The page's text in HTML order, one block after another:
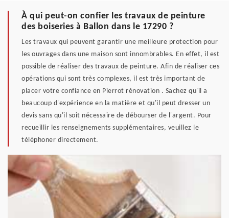
À qui peut-on confier les travaux de peinture
des boiseries à Ballon dans le 17290 ?
Les travaux qui peuvent garantir une meilleure protection pour
les ouvrages dans une maison sont innombrables. En effet, il est
possible de réaliser des travaux de peinture. Afin de réaliser ces
opérations qui sont très complexes, il est très important de
placer votre confiance en Pierrot rénovation . Sachez qu'il a
beaucoup d'expérience en la matière et qu'il peut dresser un
devis sans qu'il soit nécessaire de débourser de l'argent. Pour
recueillir les renseignements supplémentaires, veuillez le
téléphoner directement.